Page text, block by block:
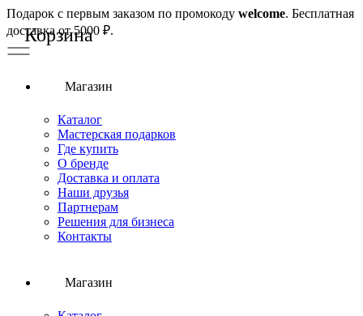
Подарок с первым заказом по промокоду welcome. Бесплатная
доставка от 5000 ₽.
Магазин
Каталог
Мастерская подарков
Где купить
О бренде
Доставка и оплата
Наши друзья
Партнерам
Решения для бизнеса
Контакты
Магазин